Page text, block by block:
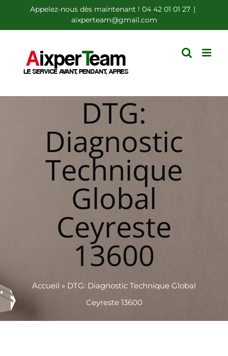
au
contenu
Appelez-nous dès maintenant ! 04 42 01 01 27 |
aixperteam@gmail.com
DTG:
Diagnostic
Technique
Global
Ceyreste
13600
Accueil » DTG: Diagnostic Technique Global
Ceyreste 13600